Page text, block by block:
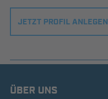
JETZT PROFIL ANLEGEN
ÜBER UNS